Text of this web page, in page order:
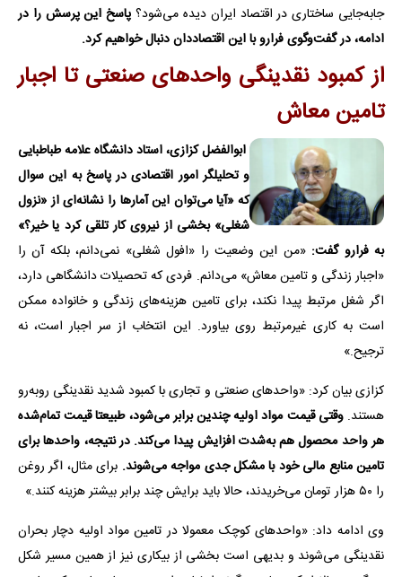
جابه‌جایی ساختاری در اقتصاد ایران دیده می‌شود؟ پاسخ این پرسش را در
ادامه، در گفت‌وگوی فرارو با این اقتصاددان دنبال خواهیم کرد.
از کمبود نقدینگی واحدهای صنعتی تا اجبار
تامین معاش
ابوالفضل کزازی، استاد دانشگاه علامه طباطبایی
و تحلیلگر امور اقتصادی در پاسخ به این سوال
که «آیا می‌توان این آمارها را نشانه‌ای از «نزول
شغلی» بخشی از نیروی کار تلقی کرد یا خیر؟»
به فرارو گفت: «من این وضعیت را «افول شغلی» نمی‌دانم، بلکه آن را
«اجبار زندگی و تامین معاش» می‌دانم. فردی که تحصیلات دانشگاهی دارد،
اگر شغل مرتبط پیدا نکند، برای تامین هزینه‌های زندگی و خانواده ممکن
است به کاری غیرمرتبط روی بیاورد. این انتخاب از سر اجبار است، نه
ترجیح.»
کزازی بیان کرد: «واحدهای صنعتی و تجاری با کمبود شدید نقدینگی روبه‌رو
هستند.وقتی قیمت مواد اولیه چندین برابر می‌شود، طبیعتا قیمت تمام‌شده
هر واحد محصول هم به‌شدت افزایش پیدا می‌کند. در نتیجه، واحدها برای
تامین منابع مالی خود با مشکل جدی مواجه می‌شوند. برای مثال، اگر روغن
را ۵۰ هزار تومان می‌خریدند، حالا باید برایش چند برابر بیشتر هزینه کنند.»
وی ادامه داد: «واحدهای کوچک معمولا در تامین مواد اولیه دچار بحران
نقدینگی می‌شوند و بدیهی است بخشی از بیکاری نیز از همین مسیر شکل